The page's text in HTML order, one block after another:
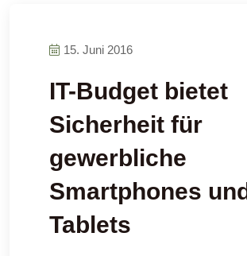
15. Juni 2016
IT-Budget bietet
Sicherheit für
gewerbliche
Smartphones
Tablets